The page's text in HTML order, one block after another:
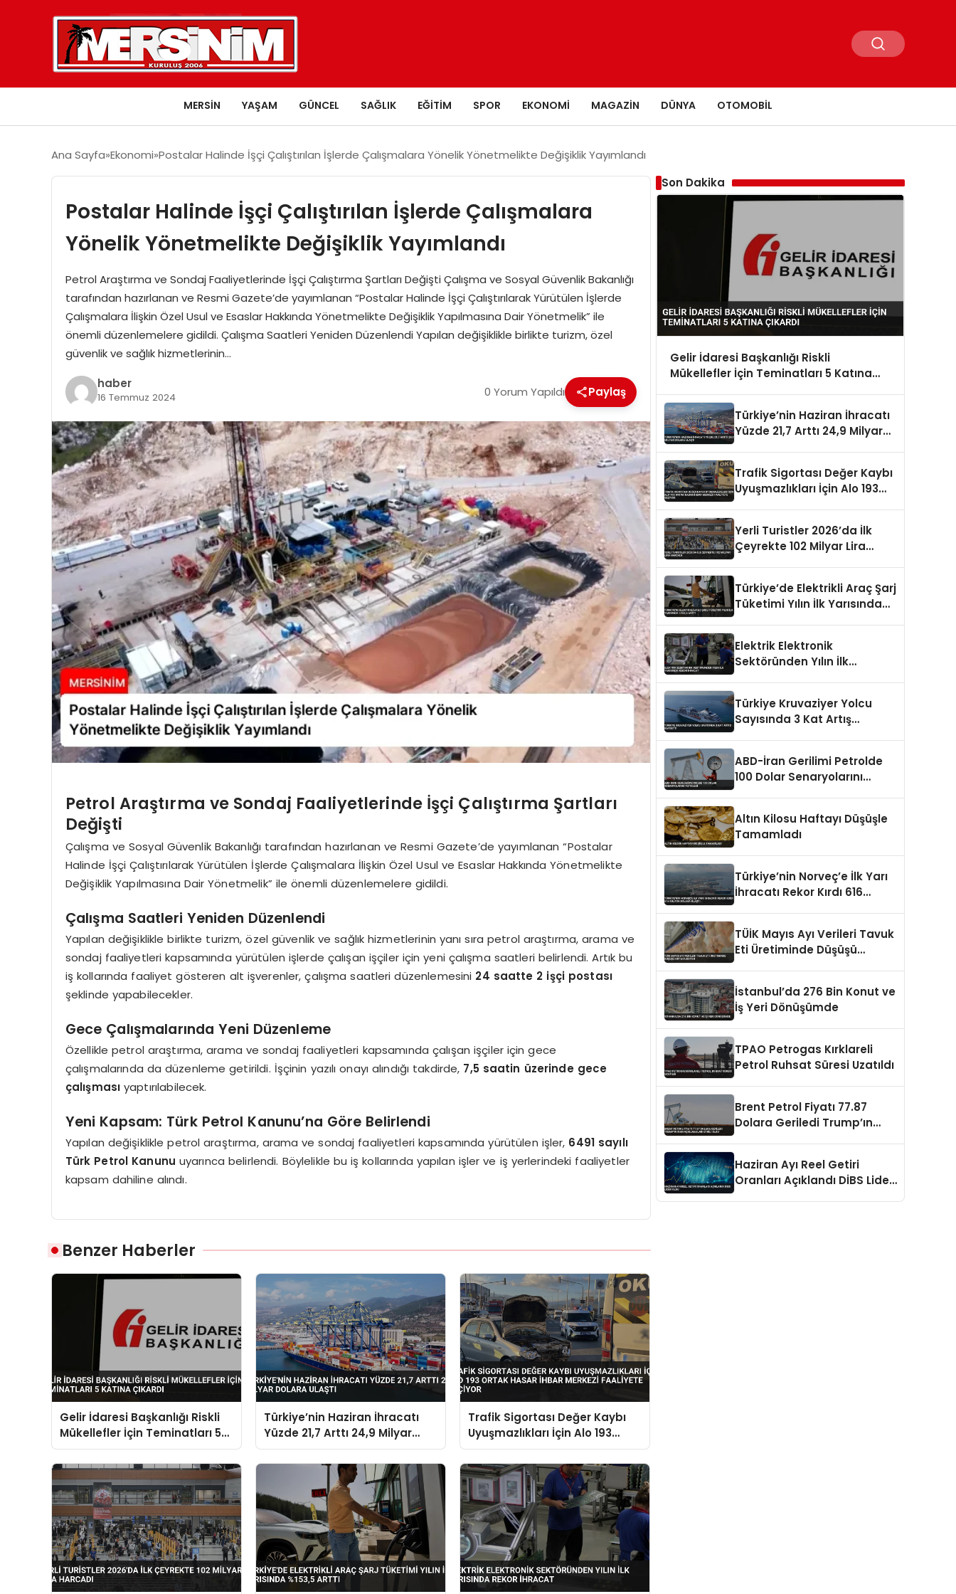
MERSIN YAŞAM GÜNCEL SAĞLIK EĞITIM SPOR EKONOMI MAGAZIN DÜNYA OTOMOBIL
Ana Sayfa Ekonomi Postalar Halinde İşçi Çalıştırılan İşlerde Çalışmalara Yönelik Yönetmelikte Değişiklik Yayımlandı
Postalar Halinde İşçi Çalıştırılan İşlerde Çalışmalara
Yönelik Yönetmelikte Değişiklik Yayımlandı
Petrol Araştırma ve Sondaj Faaliyetlerinde İşçi Çalıştırma Şartları Değişti Çalışma ve Sosyal Güvenlik Bakanlığı
tarafından hazırlanan ve Resmi Gazete’de yayımlanan “Postalar Halinde İşçi Çalıştırılarak Yürütülen İşlerde
Çalışmalara İlişkin Özel Usul ve Esaslar Hakkında Yönetmelikte Değişiklik Yapılmasına Dair Yönetmelik” ile
önemli düzenlemelere gidildi. Çalışma Saatleri Yeniden Düzenlendi Yapılan değişiklikle birlikte turizm, özel
güvenlik ve sağlık hizmetlerinin…
haber
16 Temmuz 2024 0 Yorum Yapıldı Paylaş
Petrol Araştırma ve Sondaj Faaliyetlerinde İşçi Çalıştırma Şartları
Değişti
Çalışma ve Sosyal Güvenlik Bakanlığı tarafından hazırlanan ve Resmi Gazete’de yayımlanan “Postalar
Halinde İşçi Çalıştırılarak Yürütülen İşlerde Çalışmalara İlişkin Özel Usul ve Esaslar Hakkında Yönetmelikte
Değişiklik Yapılmasına Dair Yönetmelik” ile önemli düzenlemelere gidildi.
Çalışma Saatleri Yeniden Düzenlendi
Yapılan değişiklikle birlikte turizm, özel güvenlik ve sağlık hizmetlerinin yanı sıra petrol araştırma, arama ve
sondaj faaliyetleri kapsamında yürütülen işlerde çalışan işçiler için yeni çalışma saatleri belirlendi. Artık bu
iş kollarında faaliyet gösteren alt işverenler, çalışma saatleri düzenlemesini 24 saatte 2 işçi postası
şeklinde yapabilecekler.
Gece Çalışmalarında Yeni Düzenleme
Özellikle petrol araştırma, arama ve sondaj faaliyetleri kapsamında çalışan işçiler için gece
çalışmalarında da düzenleme getirildi. İşçinin yazılı onayı alındığı takdirde, 7,5 saatin üzerinde gece
çalışması yaptırılabilecek.
Yeni Kapsam: Türk Petrol Kanunu’na Göre Belirlendi
Yapılan değişiklikle petrol araştırma, arama ve sondaj faaliyetleri kapsamında yürütülen işler, 6491 sayılı
Türk Petrol Kanunu uyarınca belirlendi. Böylelikle bu iş kollarında yapılan işler ve iş yerlerindeki faaliyetler
kapsam dahiline alındı.
Benzer Haberler
Gelir İdaresi Başkanlığı Riskli
Mükellefler İçin Teminatları 5
Katına Çıkardı
Türkiye’nin Haziran İhracatı
Yüzde 21,7 Arttı 24,9 Milyar
Dolara Ulaştı
Trafik Sigortası Değer Kaybı
Uyuşmazlıkları İçin Alo 193
Ortak Hasar İhbar Merkezi
Faaliyete Geçiyor
Son Dakika
Gelir İdaresi Başkanlığı Riskli
Mükellefler İçin Teminatları 5 Katına
Türkiye’nin Haziran İhracatı
Yüzde 21,7 Arttı 24,9 Milyar
Trafik Sigortası Değer Kaybı
Uyuşmazlıkları İçin Alo 193
Yerli Turistler 2026’da İlk
Çeyrekte 102 Milyar Lira
Türkiye’de Elektrikli Araç Şarj
Tüketimi Yılın İlk Yarısında
Elektrik Elektronik
Sektöründen Yılın İlk
Türkiye Kruvaziyer Yolcu
Sayısında 3 Kat Artış
ABD-İran Gerilimi Petrolde
100 Dolar Senaryolarını
Altın Kilosu Haftayı Düşüşle
Tamamladı
Türkiye’nin Norveç’e İlk Yarı
İhracatı Rekor Kırdı 616
TÜİK Mayıs Ayı Verileri Tavuk
Eti Üretiminde Düşüşü
İstanbul’da 276 Bin Konut ve
İş Yeri Dönüşümde
TPAO Petrogas Kırklareli
Petrol Ruhsat Süresi Uzatıldı
Brent Petrol Fiyatı 77.87
Dolara Geriledi Trump’ın
Haziran Ayı Reel Getiri
Oranları Açıklandı DİBS Lider